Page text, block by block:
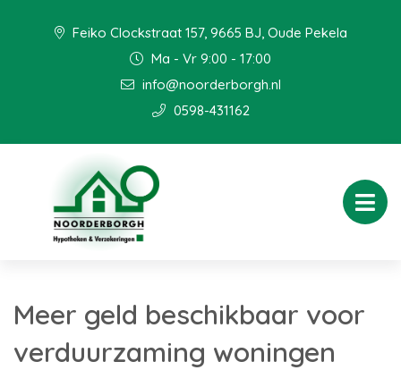
Feiko Clockstraat 157, 9665 BJ, Oude Pekela
Ma - Vr 9:00 - 17:00
info@noorderborgh.nl
0598-431162
Meer geld beschikbaar voor
verduurzaming woningen